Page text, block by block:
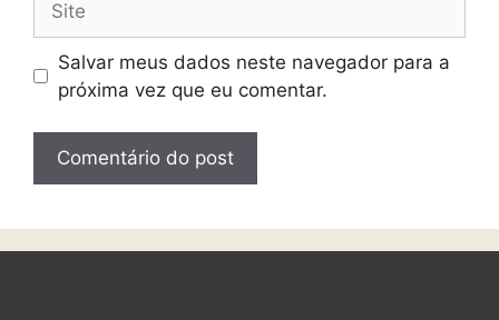
Salvar meus dados neste navegador para a
próxima vez que eu comentar.